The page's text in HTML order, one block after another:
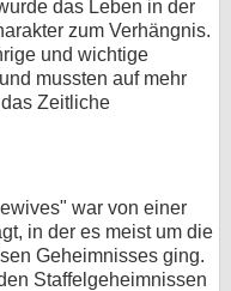
das Leben in der
zum Verhängnis.
und wichtige
mussten auf mehr
Zeitliche
war von einer
in der es meist um die
Geheimnisses ging.
Staffelgeheimnissen